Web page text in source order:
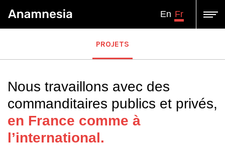
En Fr
PROJETS
Nous travaillons avec des
commanditaires publics et privés,
en France comme à
l’international.